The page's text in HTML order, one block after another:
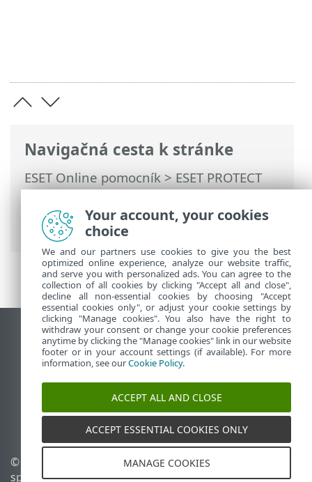
Navigačná cesta k stránke
ESET Online pomocník>ESET PROTECT
On-Prem>Začíname>Nasadenie ESET
Management Agenta> Vzdialené
nasadenie agenta
Zobraziť stránku ako na počítači
End of Life
Databáza znalostí ESET
ESET Fórum
ESET Status Portal
Technická podpora
© 1992 - 2026 ESET,
spol. s r. o. Všetky práva
Spravovať súbory cookie
Zásady používania súborov
Your account, your cookies
choice
We and our partners use cookies to give you the best
optimized online experience, analyze our website traffic,
and serve you with personalized ads. You can agree to the
collection of all cookies by clicking "Accept all and close",
decline all non-essential cookies by choosing "Accept
essential cookies only", or adjust your cookie settings by
clicking "Manage cookies". You also have the right to
withdraw your consent or change your cookie preferences
anytime by clicking the "Manage cookies" link in our website
footer or in your account settings (if available). For more
information, see ourCookie Policy.
ACCEPT ALL AND CLOSE
ACCEPT ESSENTIAL COOKIES ONLY
MANAGE COOKIES